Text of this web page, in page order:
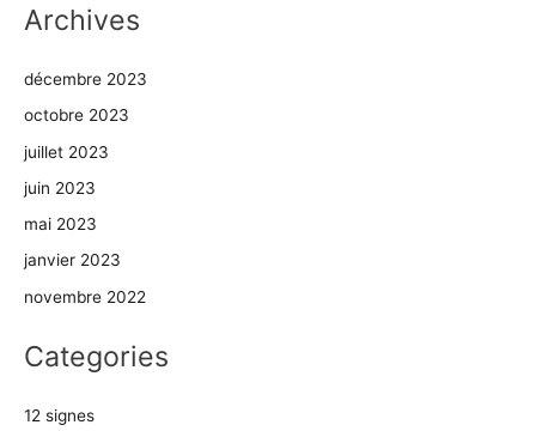
Archives
décembre 2023
octobre 2023
juillet 2023
juin 2023
mai 2023
janvier 2023
novembre 2022
Categories
12 signes